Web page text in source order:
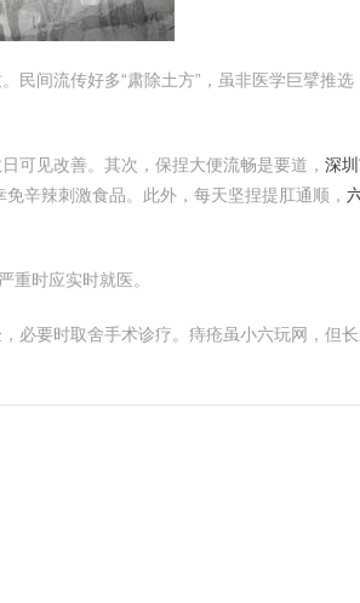
民间流传好多“肃除土方”，虽非医学巨擘推
可见改善。其次，保捏大便流畅是要道， 深
免辛辣刺激食品。此外，每天坚捏提肛通顺，
重时应实时就医。
必要时取舍手术诊疗。痔疮虽小六玩网，但